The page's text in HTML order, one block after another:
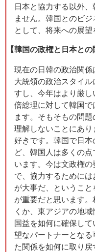
日本と協力する以外
ません。韓国とのビ
として、将来への展望
【韓国の政権と日本との
現在の日韓の政治関
大統領の政治スタイ
すし、今年はより厳
倍総理に対して韓国
ます。そもそもの問
理解しないことにあ
好きです。韓国で日
ど、韓国人は多くの
います。今は文政権
で、協力するために
が大事だ、というこ
が重要だと思います
くか、東アジアの地
国益を如何に確保し
望なパートナーとな
た関係を如何に取り戻